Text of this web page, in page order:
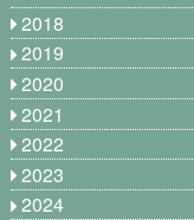
2018
2019
2020
2021
2022
2023
2024